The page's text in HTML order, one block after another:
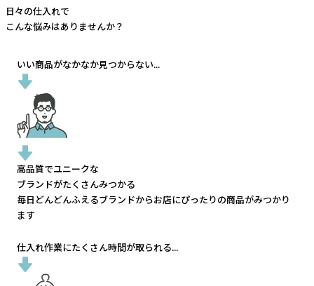
日々の仕入れで
こんな悩みはありませんか？
いい商品がなかなか見つからない...
高品質でユニークな
ブランドがたくさんみつかる
毎日どんどんふえるブランドからお店にぴったりの商品がみつかり
ます
仕入れ作業にたくさん時間が取られる...